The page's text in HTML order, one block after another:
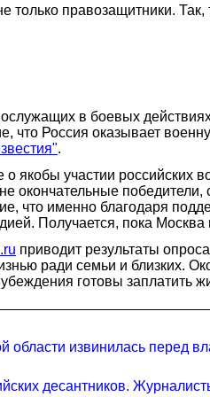
только правозащитники.
в боевых
что Россия оказывает
.
якобы участии
окончательные победители,
что именно благодаря
Получается, пока
приводит результаты
ради семьи и близких.
готовы
области извинилась перед
десантников.